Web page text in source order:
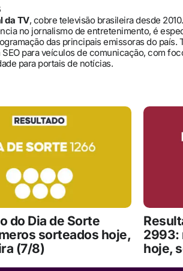
da TV, cobre televisão brasileira desde
no jornalismo de entretenimento, é
das principais emissoras do país.
para veículos de comunicação, com
para portais de notícias.
do Dia de Sorte
sorteados hoje,
(7/8)
2993:
hoje,